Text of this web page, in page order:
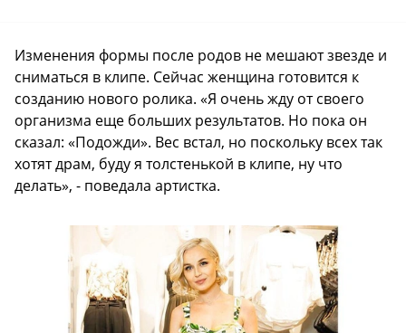
Изменения формы после родов не мешают звезде и
сниматься в клипе. Сейчас женщина готовится к
созданию нового ролика. «Я очень жду от своего
организма еще больших результатов. Но пока он
сказал: «Подожди». Вес встал, но поскольку всех так
хотят драм, буду я толстенькой в клипе, ну что
делать», - поведала артистка.